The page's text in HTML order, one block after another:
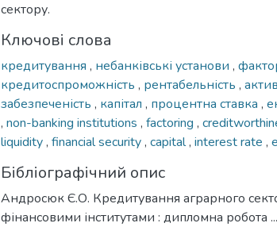
сектору.
Ключові слова
кредитування , небанківські установи ,
кредитоспроможність , рентабельність ,
забезпеченість , капітал , процентна ставка ,
, non-banking institutions , factoring ,
liquidity, financial security, capital, interest rate ,
Бібліографічний опис
Андросюк Є.О. Кредитування аграрного
фінансовими інститутами : дипломна робота